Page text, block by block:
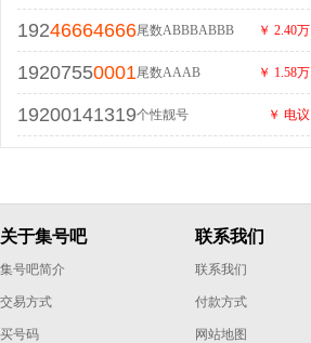
19246664666尾数ABBBABBB ￥ 2.40万
19207550001尾数AAAB ￥ 1.58万
19200141319个性靓号 ￥ 电议
关于集号吧
集号吧简介
交易方式
买号码
联系我们
联系我们
付款方式
网站地图